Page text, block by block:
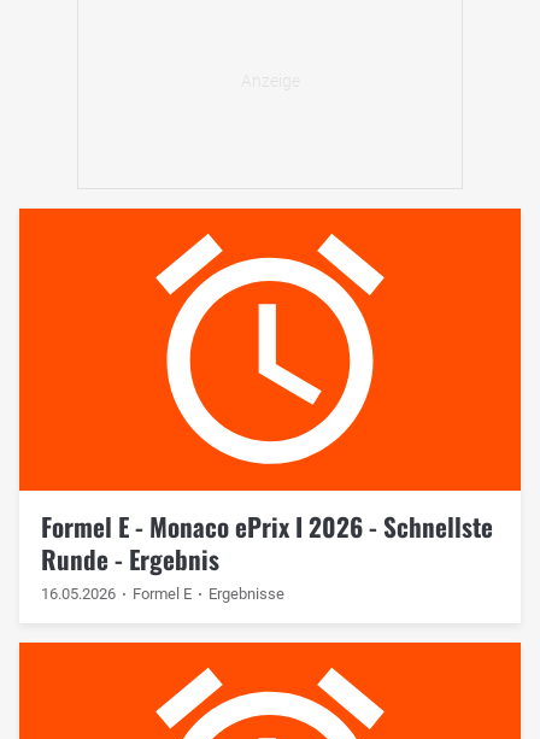
Formel E - Monaco ePrix I 2026 - Schnellste
Runde - Ergebnis
16.05.2026 Formel E Ergebnisse